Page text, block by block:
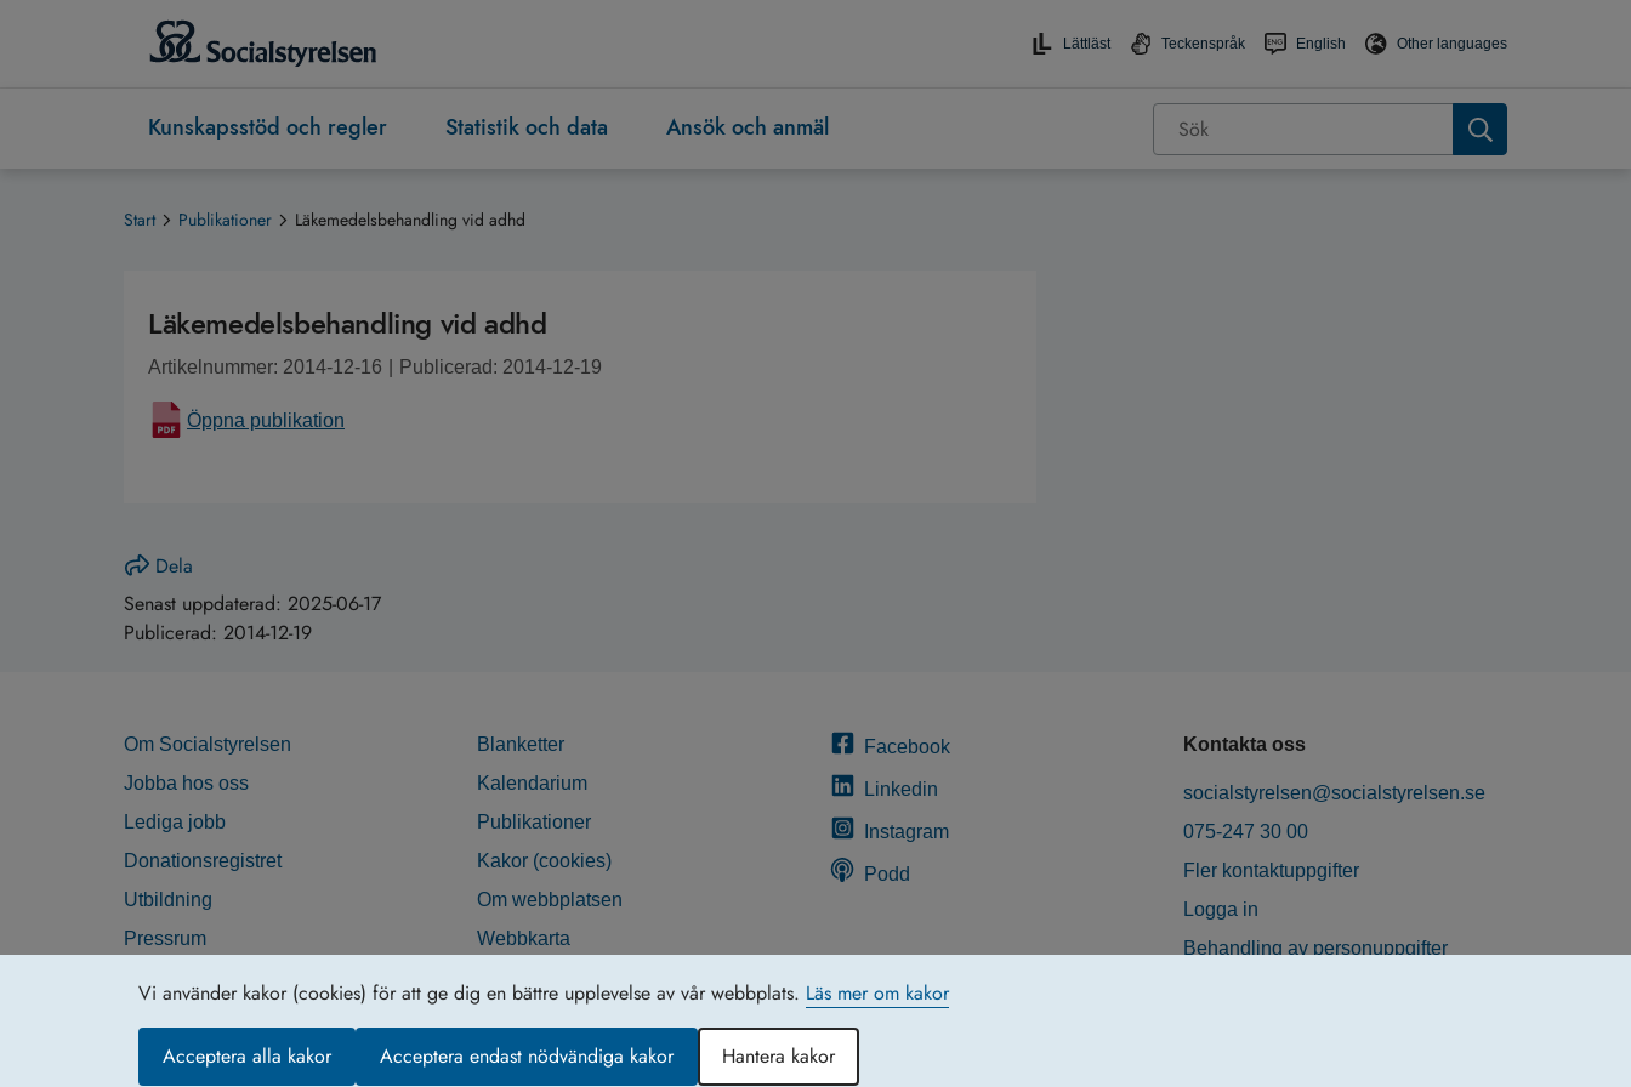
Vi använder kakor (cookies) för att ge dig en bättre upplevelse av vår webbplats. Läs mer om kakor
Acceptera alla kakor Acceptera endast nödvändiga kakor Hantera kakor
Lättläst Teckenspråk English Other languages
Kunskapsstöd och regler Statistik och data Ansök och anmäl
Start Publikationer Läkemedelsbehandling vid adhd
Läkemedelsbehandling vid adhd
Artikelnummer: 2014-12-16 Publicerad: 2014-12-19
Öppna publikation
Dela
Senast uppdaterad: 2025-06-17
Publicerad: 2014-12-19
Om Socialstyrelsen
Jobba hos oss
Lediga jobb
Donationsregistret
Utbildning
Pressrum
Blanketter
Kalendarium
Publikationer
Kakor (cookies)
Om webbplatsen
Webbkarta
Facebook
Linkedin
Instagram
Podd
Kontakta oss
socialstyrelsen@socialstyrelsen.se
075-247 30 00
Fler kontaktuppgifter
Logga in
Behandling av personuppgifter